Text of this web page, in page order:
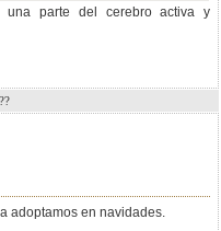
parte del cerebro activa y
adoptamos en navidades.